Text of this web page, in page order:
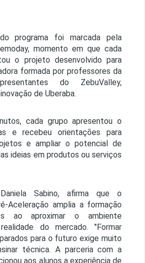
programa foi marcada pela
momento em que cada
o projeto desenvolvido para
formada por professores da
do ZebuValley,
de Uberaba.
cada grupo apresentou o
e recebeu orientações para
e ampliar o potencial de
ideias em produtos ou serviços
Sabino, afirma que o
Aceleração amplia a formação
ao aproximar o ambiente
do mercado. "Formar
para o futuro exige muito
técnica. A parceria com a
aos alunos a experiência de